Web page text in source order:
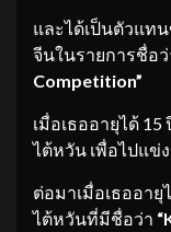
และได้เป็นตัวแท
จีนในรายการชื่อว่
Competition”
เมื่อเธออายุได้
ไต้หวัน เพื่อไปแข่
ต่อมาเมื่อเธออา
ไต้หวันที่มีชื่อว่า